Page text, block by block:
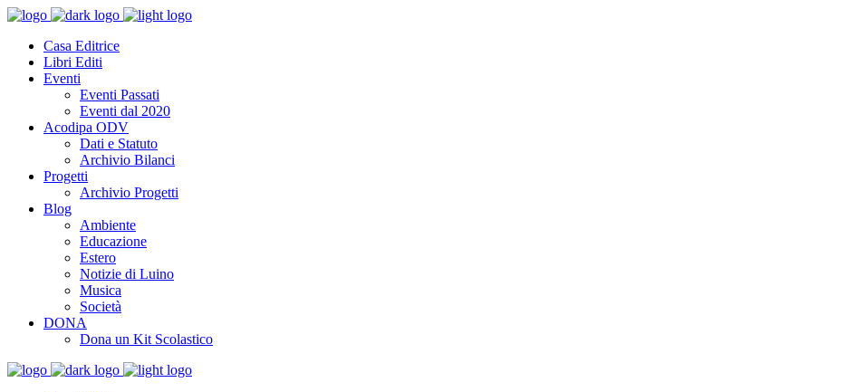
Casa Editrice
Libri Editi
Eventi
Eventi Passati
Eventi dal 2020
Acodipa ODV
Dati e Statuto
Archivio Bilanci
Progetti
Archivio Progetti
Blog
Ambiente
Educazione
Estero
Notizie di Luino
Musica
Società
DONA
Dona un Kit Scolastico